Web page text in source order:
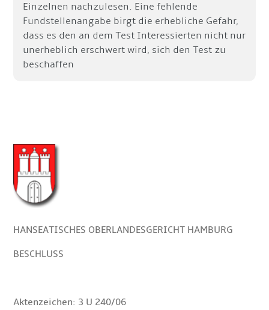
Einzelnen nachzulesen. Eine fehlende
Fundstellenangabe birgt die erhebliche Gefahr,
dass es den an dem Test Interessierten nicht nur
unerheblich erschwert wird, sich den Test zu
beschaffen
HANSEATISCHES OBERLANDESGERICHT HAMBURG
BESCHLUSS
Aktenzeichen: 3 U 240/06